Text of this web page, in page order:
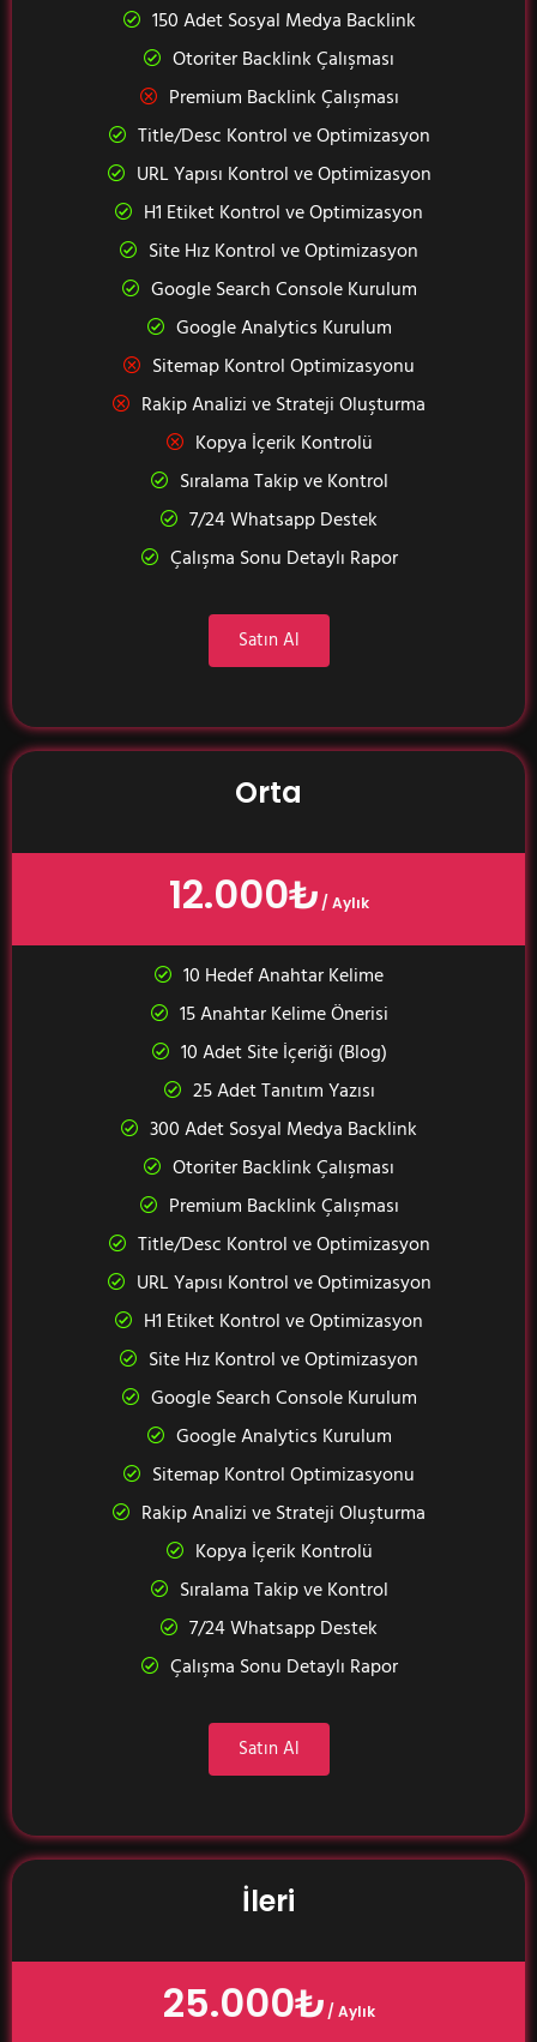
150 Adet Sosyal Medya Backlink
Otoriter Backlink Çalışması
Premium Backlink Çalışması
Title/Desc Kontrol ve Optimizasyon
URL Yapısı Kontrol ve Optimizasyon
H1 Etiket Kontrol ve Optimizasyon
Site Hız Kontrol ve Optimizasyon
Google Search Console Kurulum
Google Analytics Kurulum
Sitemap Kontrol Optimizasyonu
Rakip Analizi ve Strateji Oluşturma
Kopya İçerik Kontrolü
Sıralama Takip ve Kontrol
7/24 Whatsapp Destek
Çalışma Sonu Detaylı Rapor
Satın Al
Orta
12.000₺ / Aylık
10 Hedef Anahtar Kelime
15 Anahtar Kelime Önerisi
10 Adet Site İçeriği (Blog)
25 Adet Tanıtım Yazısı
300 Adet Sosyal Medya Backlink
Otoriter Backlink Çalışması
Premium Backlink Çalışması
Title/Desc Kontrol ve Optimizasyon
URL Yapısı Kontrol ve Optimizasyon
H1 Etiket Kontrol ve Optimizasyon
Site Hız Kontrol ve Optimizasyon
Google Search Console Kurulum
Google Analytics Kurulum
Sitemap Kontrol Optimizasyonu
Rakip Analizi ve Strateji Oluşturma
Kopya İçerik Kontrolü
Sıralama Takip ve Kontrol
7/24 Whatsapp Destek
Çalışma Sonu Detaylı Rapor
Satın Al
İleri
25.000₺ / Aylık